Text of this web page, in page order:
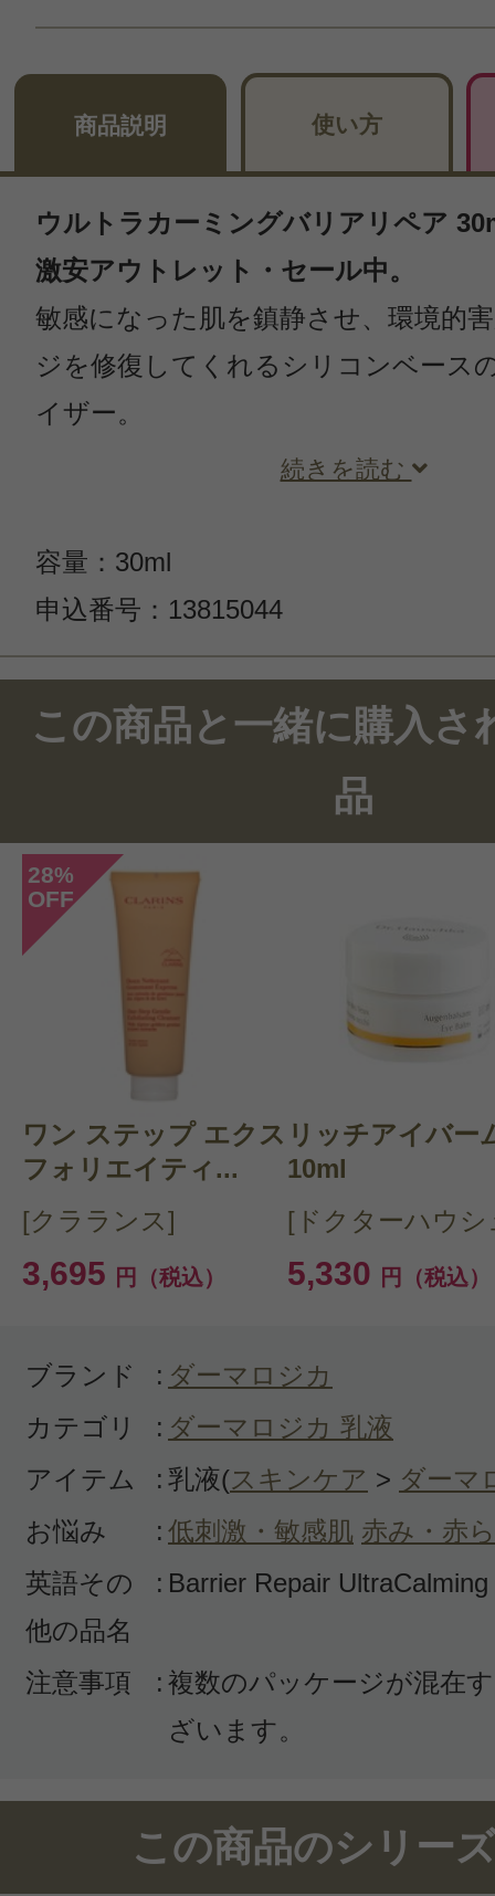
商品説明 使い方
ウルトラカーミングバリアリペア
激安アウトレット・セール中。
敏感になった肌を鎮静させ、環境的
ジを修復してくれるシリコンベース
イザー。
続きを読む
容量：30ml
申込番号：13815044
このコスメのレビューを書いて
クチコミを投稿する
CT 会員様は、マイページの「購
らクチコミ投稿すると1 商品に
ントプレゼント！
この商品と一緒に購入さ
品
28%
OFF
ワン ステップ エクス
フォリエイティ...
[クラランス]
3,695 円（税込）
リッチアイバー
10ml
[ドクターハウシ
5,330 円（税込）
ブランド : ダーマロジカ
カテゴリ
: ダーマロジカ 乳液
アイテム
: 乳液(スキンケア > ダーマ
お悩み
: 低刺激・敏感肌 赤み・赤
英語その
他の品名
: Barrier Repair UltraCalming
注意事項 : 複数のパッケージが混在
ざいます。
この商品のシリー